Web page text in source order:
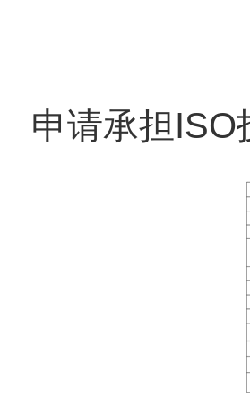
申请承担ISO